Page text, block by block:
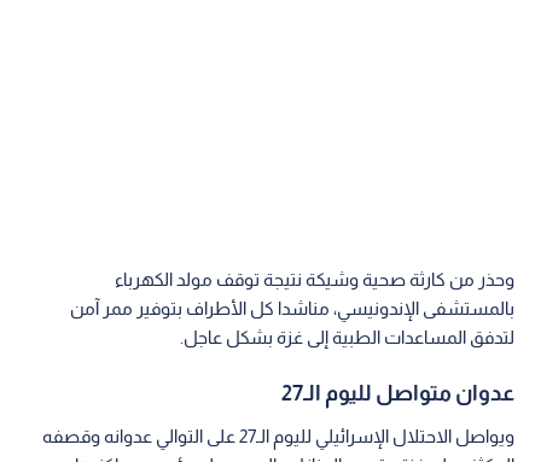
وحذر من كارثة صحية وشيكة نتيجة توقف مولد الكهرباء
بالمستشفى الإندونيسي، مناشدا كل الأطراف بتوفير ممر آمن
لتدفق المساعدات الطبية إلى غزة بشكل عاجل.
عدوان متواصل لليوم الـ27
ويواصل الاحتلال الإسرائيلي لليوم الـ27 على التوالي عدوانه وقصفه